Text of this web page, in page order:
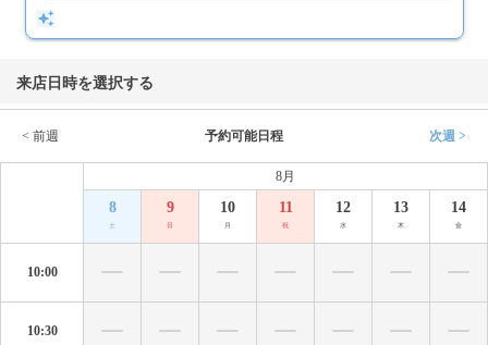
来店日時を選択する
< 前週 予約可能日程 次週 >
8月
8
土
9
日
10
月
11
祝
12
水
13
木
14
金
10:00
10:30